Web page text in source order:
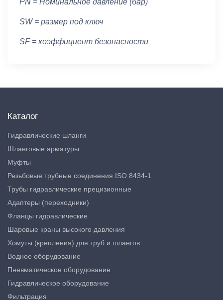
PN = Номинальное давление (бар)
SW = размер под ключ
SF = коэффициент безопасности
Каталог
Гидравлические шланги
Шланговые арматуры
Муфты
Резьбовые трубные соединения ISO 8434-1
Трубы гидравлические прецизионные
Адаптеры (переходники)
Фланцы гидравлические
Шаровые краны высокого давления
Хомуты (крепления) для труб и шлангов
Водное оборудование
Пневматическое оборудование
Гидравлическое оборудование
Фильтрация